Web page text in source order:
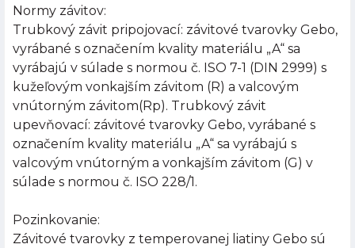
Normy závitov:
Trubkový závit pripojovací: závitové tvarovky Gebo,
vyrábané s označením kvality materiálu „A“ sa
vyrábajú v súlade s normou č. ISO 7-1 (DIN 2999) s
kužeľovým vonkajším závitom (R) a valcovým
vnútorným závitom(Rp). Trubkový závit
upevňovací: závitové tvarovky Gebo, vyrábané s
označením kvality materiálu „A“ sa vyrábajú s
valcovým vnútorným a vonkajším závitom (G) v
súlade s normou č. ISO 228/1.
Pozinkovanie:
Závitové tvarovky z temperovanej liatiny Gebo sú